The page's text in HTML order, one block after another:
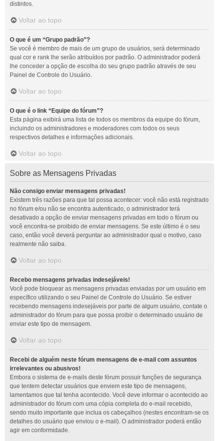
distintos.
Voltar ao topo
O que é um “Grupo padrão”?
Se você é membro de mais de um grupo de usuários, será determinado
qual cor e rank lhe serão atribuídos por padrão. O administrador poderá
lhe conceder a opção de escolha do seu grupo padrão através de seu
Painel de Controle do Usuário.
Voltar ao topo
O que é o link “Equipe do fórum”?
Esta página exibirá uma lista de todos os membros da equipe do fórum,
incluindo os administradores e moderadores com todos os seus
respectivos detalhes e informações adicionais.
Voltar ao topo
Sobre as Mensagens Privadas
Não consigo enviar mensagens privadas!
Existem três razões para que tal possa acontecer: você não está registrado
no fórum e/ou não se encontra autenticado, o administrador terá
desativado a opção de enviar mensagens privadas em todo o fórum ou
você encontra-se proibido de enviar mensagens. Se este último é o seu
caso, então você deverá perguntar ao administrador qual o motivo, caso
realmente não saiba.
Voltar ao topo
Recebo mensagens privadas indesejáveis!
Você pode bloquear as mensagens privadas enviadas por um usuário em
específico utilizando o seu Painel de Controle do Usuário. Se estiver
recebendo mensagens indesejáveis por parte de algum usuário, contate o
administrador do fórum para que possa proibir o determinado usuário de
enviar este tipo de mensagem.
Voltar ao topo
Recebi de alguém neste fórum mensagens de e-mail com assuntos
irrelevantes ou abusivos!
Embora o sistema de e-mails deste fórum possuir funções de segurança
que tentem detectar usuários que enviem este tipo de mensagens,
lamentamos que tal tenha acontecido. Você deve informar o acontecido ao
administrador do fórum com uma cópia completa do e-mail recebido,
sendo muito importante que inclua os cabeçalhos (nestes encontram-se os
detalhes do usuário que enviou o e-mail). O administrador poderá então
agir em conformidade.